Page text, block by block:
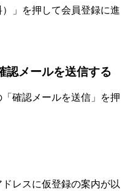
」を押して会員登録に進
認メールを送信する
確認メールを送信」を押
レスに仮登録の案内が以